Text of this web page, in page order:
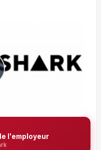
l'employeur